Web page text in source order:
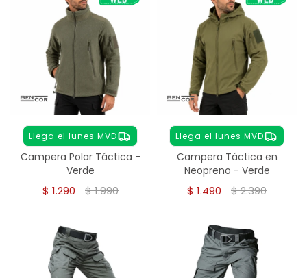
Llega el lunes MVD
Campera Polar Táctica -
Verde
$ 1.290 $1.990
Llega el lunes MVD
Campera Táctica en
Neopreno - Verde
$ 1.490 $2.390